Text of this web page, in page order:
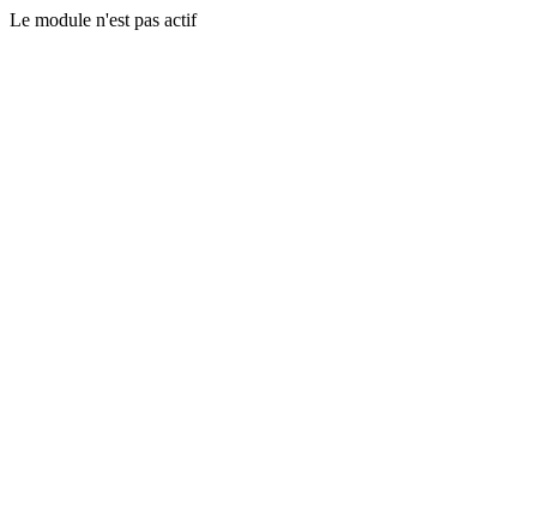
Le module n'est pas actif